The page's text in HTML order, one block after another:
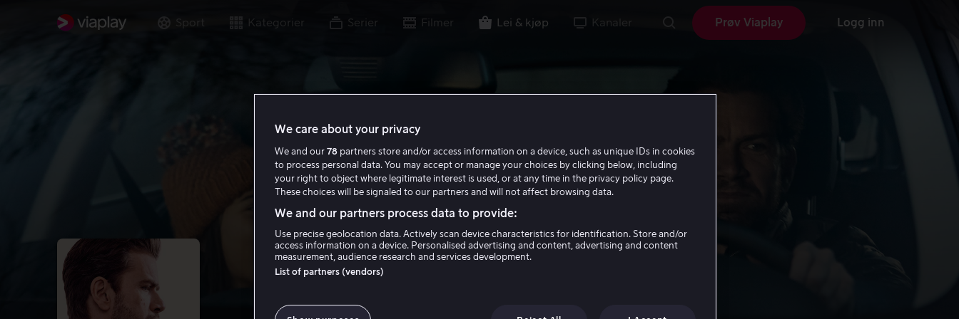
Kategorier Serier Filmer Lei & kjøp Kanaler Prøv Viaplay Logg inn
We care about your privacy
We and our 78 partners store and/or access information on a device, such as unique IDs in cookies
to process personal data. You may accept or manage your choices by clicking below, including
your right to object where legitimate interest is used, or at any time in the privacy policy page.
These choices will be signaled to our partners and will not affect browsing data.
We and our partners process data to provide:
Use precise geolocation data. Actively scan device characteristics for identification. Store and/or
access information on a device. Personalised advertising and content, advertising and content
measurement, audience research and services development.
List of partners (vendors)